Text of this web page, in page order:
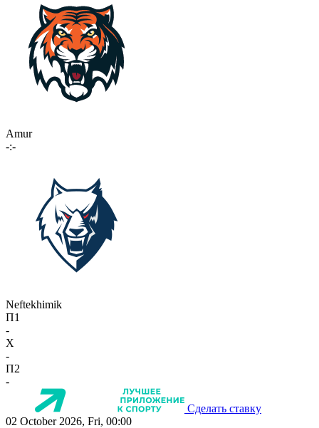
Amur
-:-
Neftekhimik
П1
-
X
-
П2
-
Сделать ставку
02 October 2026, Fri, 00:00